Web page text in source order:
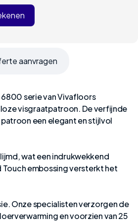
aanvragen
serie van Vivafloors
visgraatpatroon. De verfijnde
een elegant en stijlvol
wat een indrukwekkend
embossing versterkt het
Onze specialisten verzorgen de
en voorzien van 25